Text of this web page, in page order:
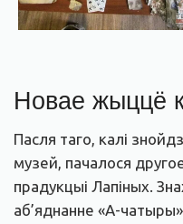
Новае жыццё
Пасля таго, калі
музей, пачалося
прадукцыі Лапіных.
аб’яднанне «А-